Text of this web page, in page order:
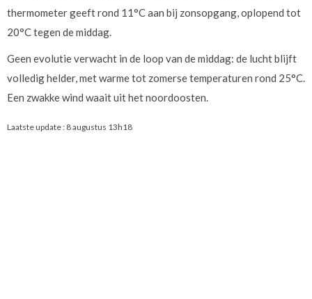
thermometer geeft rond 11°C aan bij zonsopgang, oplopend tot
20°C tegen de middag.
Geen evolutie verwacht in de loop van de middag: de lucht blijft
volledig helder, met warme tot zomerse temperaturen rond 25°C.
Een zwakke wind waait uit het noordoosten.
Laatste update : 8 augustus 13h18